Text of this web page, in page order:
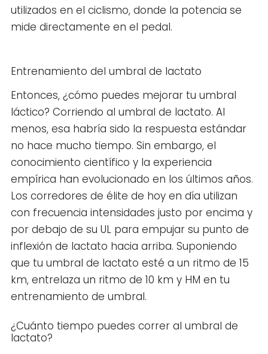
utilizados en el ciclismo, donde la potencia se
mide directamente en el pedal.
Entrenamiento del umbral de lactato
Entonces, ¿cómo puedes mejorar tu umbral
láctico? Corriendo al umbral de lactato. Al
menos, esa habría sido la respuesta estándar
no hace mucho tiempo. Sin embargo, el
conocimiento científico y la experiencia
empírica han evolucionado en los últimos años.
Los corredores de élite de hoy en día utilizan
con frecuencia intensidades justo por encima y
por debajo de su UL para empujar su punto de
inflexión de lactato hacia arriba. Suponiendo
que tu umbral de lactato esté a un ritmo de 15
km, entrelaza un ritmo de 10 km y HM en tu
entrenamiento de umbral.
¿Cuánto tiempo puedes correr al umbral de
lactato?